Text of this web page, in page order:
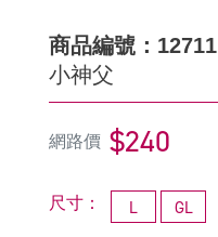
商品編號：12711
小神父
網路價 $240
尺寸： L GL